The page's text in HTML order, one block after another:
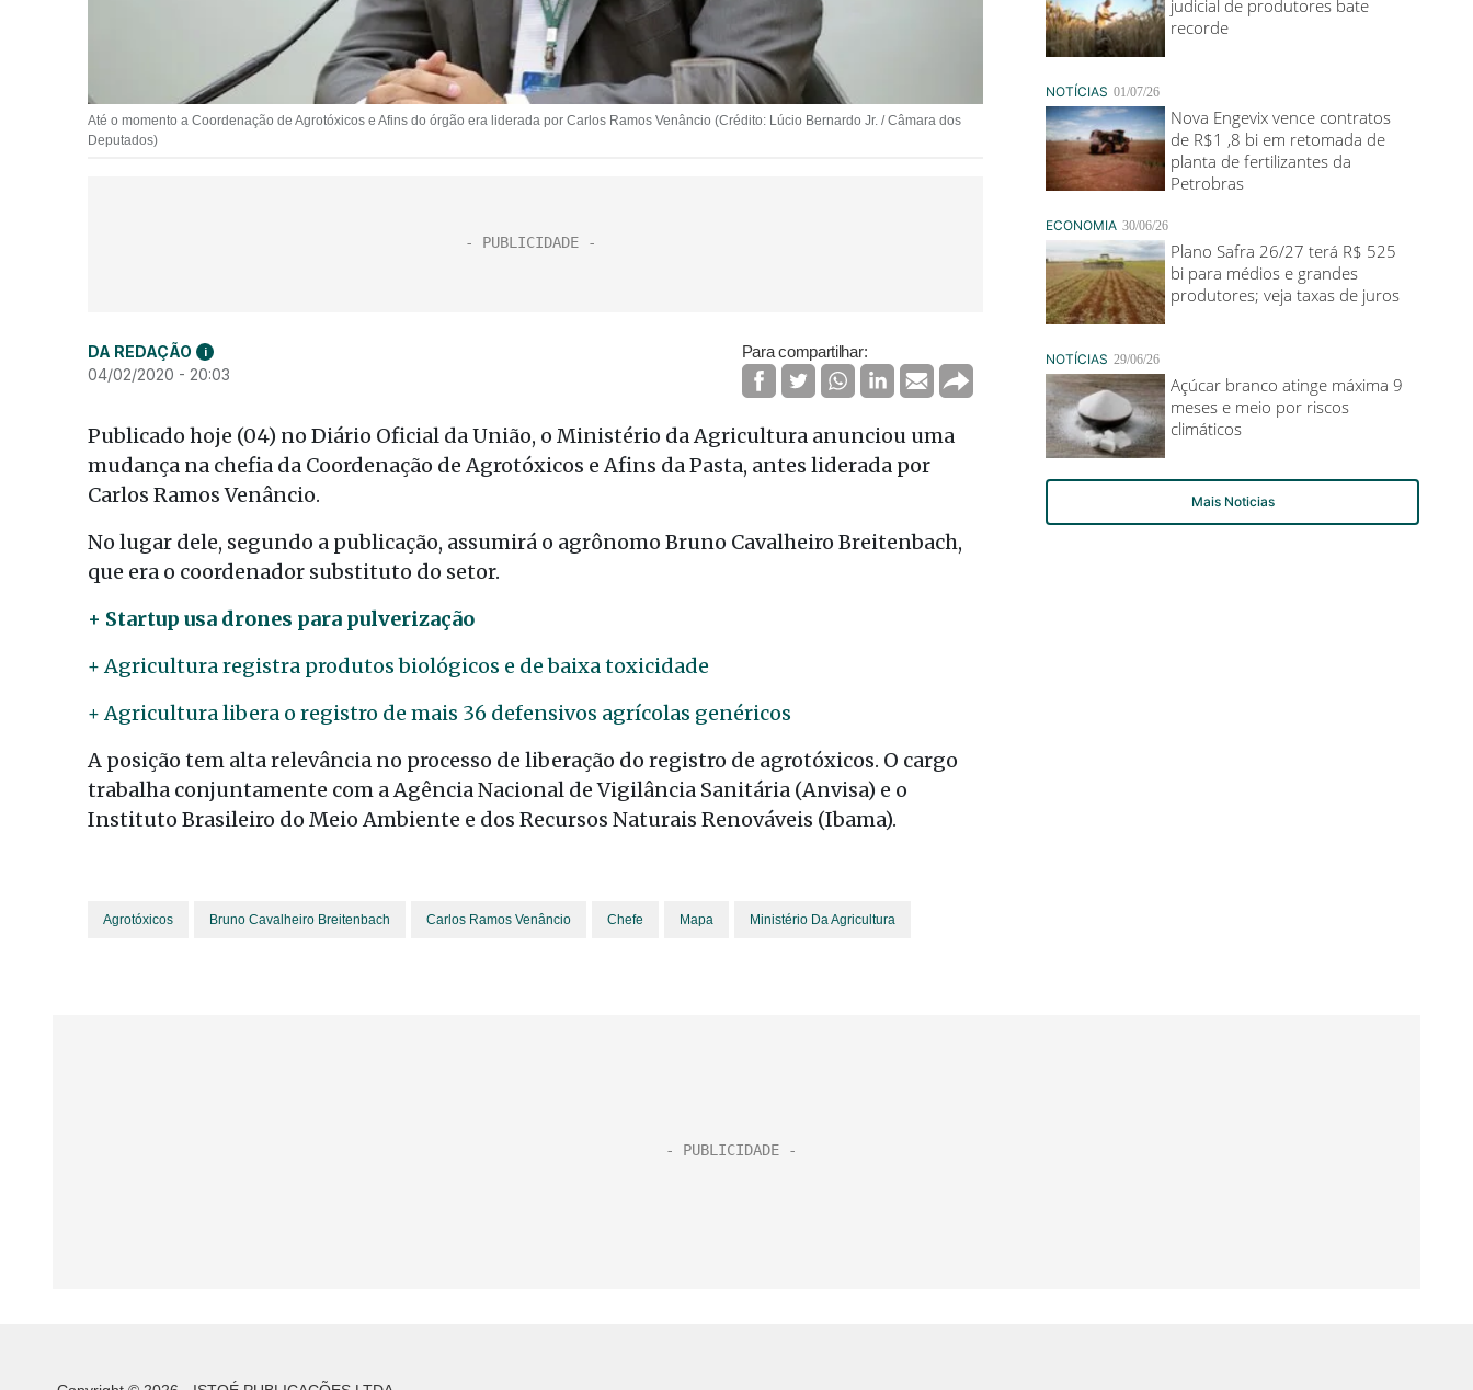
Até o momento a Coordenação de Agrotóxicos e Afins do órgão era liderada por Carlos Ramos Venâncio (Crédito: Lúcio Bernardo Jr. / Câmara dos
Deputados)
DA REDAÇÃO i
04/02/2020 - 20:03
Para compartilhar:
Publicado hoje (04) no Diário Oficial da União, o Ministério da Agricultura anunciou uma
mudança na chefia da Coordenação de Agrotóxicos e Afins da Pasta, antes liderada por
Carlos Ramos Venâncio.
No lugar dele, segundo a publicação, assumirá o agrônomo Bruno Cavalheiro Breitenbach,
que era o coordenador substituto do setor.
+ Startup usa drones para pulverização
+ Agricultura registra produtos biológicos e de baixa toxicidade
+ Agricultura libera o registro de mais 36 defensivos agrícolas genéricos
A posição tem alta relevância no processo de liberação do registro de agrotóxicos. O cargo
trabalha conjuntamente com a Agência Nacional de Vigilância Sanitária (Anvisa) e o
Instituto Brasileiro do Meio Ambiente e dos Recursos Naturais Renováveis (Ibama).
Agrotóxicos Bruno Cavalheiro Breitenbach Carlos Ramos Venâncio Chefe Mapa Ministério Da Agricultura